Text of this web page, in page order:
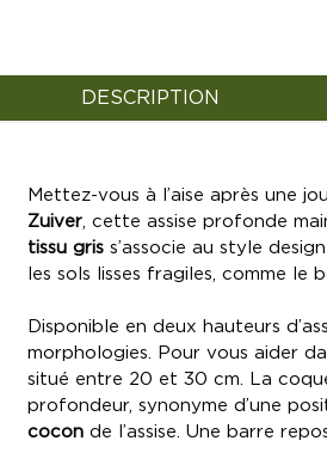
DESCRIPTION
Mettez-vous à l’aise après une
Zuiver, cette assise profonde
tissu gris s’associe au style
les sols lisses fragiles, comme le
Disponible en deux hauteurs
morphologies. Pour vous aider
situé entre 20 et 30 cm. La
profondeur, synonyme d’une
cocon de l’assise. Une barre